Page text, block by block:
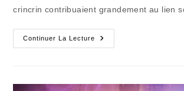
crincrin contribuaient grandement au lien
Continuer La Lecture
Ici
Et
Étoilés